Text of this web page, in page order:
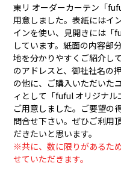
東リ オーダーカーテン「
用意しました。表紙にはイ
インを使い、見開きには「
しています。紙面の内容部
地を分かりやすくご紹介し
のアドレスと、御社社名の
の他に、ご購入いただいた
ィとして「fuful オリジナ
ご用意しました。ご要望の
問合せ下さい。ぜひご利用
だきたいと思います。
※共に、数に限りがあるた
せていただきます。